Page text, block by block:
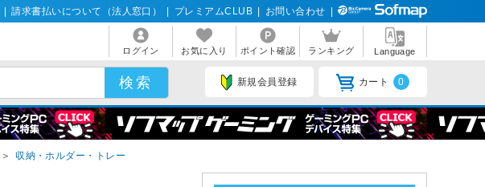
請求書払いについて（法人窓口） プレミアムCLUB お問い合わせ
ログイン お気に入り ポイント確認 ランキング Language
新規会員登録 カート 0
＞ 収納・ホルダー・トレー